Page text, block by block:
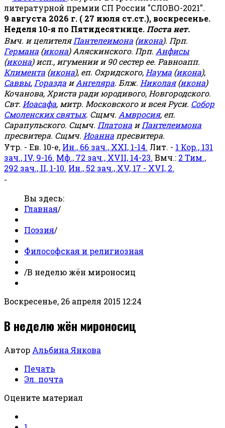
литературной премии СП России "СЛОВО-2021".
9 августа 2026 г. ( 27 июля ст.ст.), воскресенье.
Неделя 10-я по Пятидесятнице. Поста нет.
Вмч. и целителяПантелеимона (икона). Прп.
Германа (икона) Аляскинского. Прп. Анфисы
(икона) исп., игумении и 90 сестер ее. Равноапп.
Климента (икона), еп. Охридского, Наума (икона),
Саввы, Горазда иАнгеляра. Блж. Николая(икона)
Кочанова, Христа ради юродивого, Новгородского.
Свт. Иоасафа, митр. Московского и всея Руси. Собор
Смоленских святых. Сщмч. Амвросия, еп.
Сарапульского. Сщмч. Платона иПантелеимона
пресвитера. Сщмч. Иоанна пресвитера.
Утр. - Ев. 10-е, Ин., 66 зач., XXI, 1-14. Лит. - 1 Кор., 131
зач., IV, 9-16. Мф., 72 зач., XVII, 14-23. Вмч.: 2 Тим.,
292 зач., II, 1-10. Ин., 52 зач., XV, 17 - XVI, 2.
-
Вы здесь:
Главная/
Поэзия/
Философская и религиозная
/В неделю жён мироносиц
Воскресенье, 26 апреля 2015 12:24
В неделю жён мироносиц
Автор Альбина Янкова
Печать
Эл. почта
Оцените материал